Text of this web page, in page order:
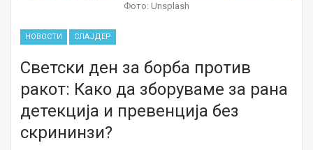
Фото: Unsplash
НОВОСТИ СЛАЈДЕР
Светски ден за борба против
ракот: Како да зборуваме за рана
детекција и превенција без
скрининзи?